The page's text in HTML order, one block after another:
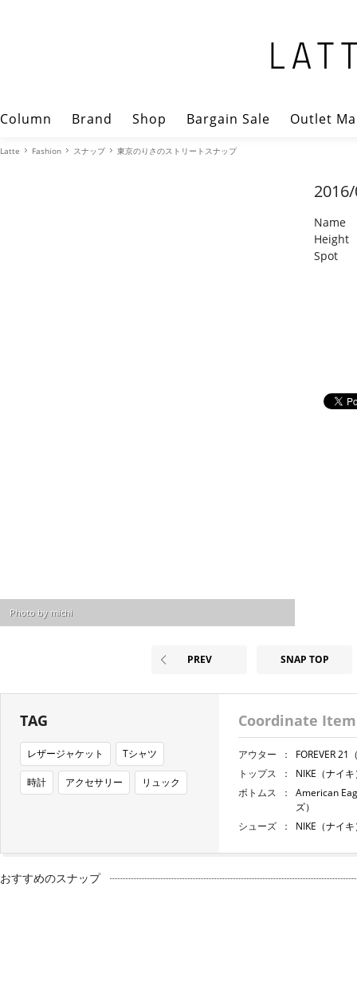
Column Brand Shop Bargain Sale Outlet
Latte Fashion スナップ 東京のりさのストリートスナップ
Photo by michi
Name
Height
Spot
PREV SNAP TOP
TAG
レザージャケット Tシャツ
時計 アクセサリー リュック
Coordinate Item
アウター ：
FOREVER 21
トップス
：
NIKE（ナイ
ボトムス
：
American
ズ）
シューズ
： NIKE（ナイ
おすすめのスナップ